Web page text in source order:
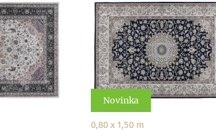
Novinka
0,80 x 1,50 m